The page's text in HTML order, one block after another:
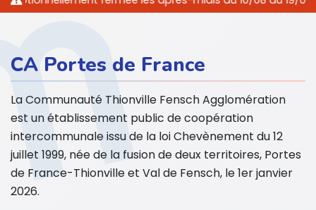
CA Portes de France
La Communauté Thionville Fensch Agglomération
est un établissement public de coopération
intercommunale issu de la loi Chevènement du 12
juillet 1999, née de la fusion de deux territoires, Portes
de France-Thionville et Val de Fensch, le 1er janvier
2026.